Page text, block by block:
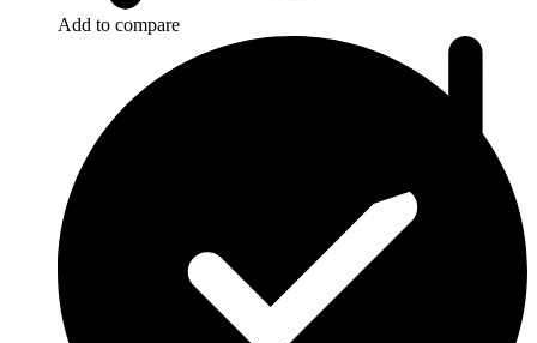
Add to compare